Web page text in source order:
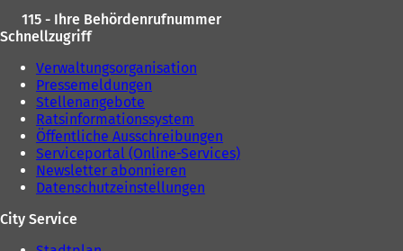
115 - Ihre Behördenrufnummer
Schnellzugriff
Verwaltungsorganisation
Pressemeldungen
Stellenangebote
Ratsinformationssystem
Öffentliche Ausschreibungen
Serviceportal (Online-Services)
Newsletter abonnieren
Datenschutzeinstellungen
City Service